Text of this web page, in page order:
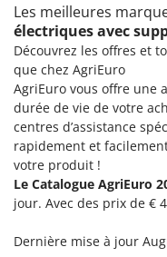
NuovaFac
O
Officine Savioli
Oliviero
Olix
OMA
Omas
Ompagrill
Ooni
Les meilleures
électriques avec
Découvrez les offres et
que chez AgriEuro
AgriEuro vous offre une
durée de vie de votre
centres d’assistance
rapidement et
votre produit !
Le Catalogue AgriEuro
jour. Avec des prix de €
Dernière mise à jour